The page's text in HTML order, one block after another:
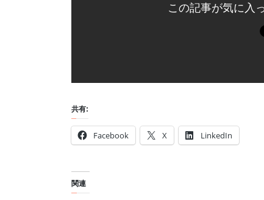
この記事が気に入
共有:
Facebook X LinkedIn
関連